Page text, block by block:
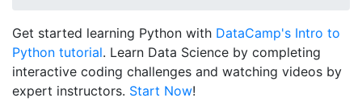
Get started learning Python with DataCamp's Intro to
Python tutorial. Learn Data Science by completing
interactive coding challenges and watching videos by
expert instructors. Start Now!